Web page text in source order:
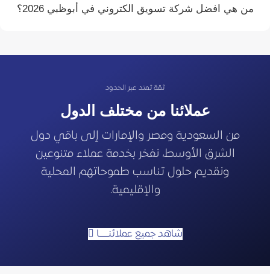
من هي افضل شركة تسويق الكتروني في أبوظبي 2026؟
ثقة تمتد عبر الحدود
عملائنا من مختلف الدول
من السعودية ومصر والإمارات إلى باقي دول
الشرق الأوسط، نفخر بخدمة عملاء متنوعين
ونقديم حلول تناسب طموحاتهم المحلية
والإقليمية.
شاهد جميع عملائنـــــا